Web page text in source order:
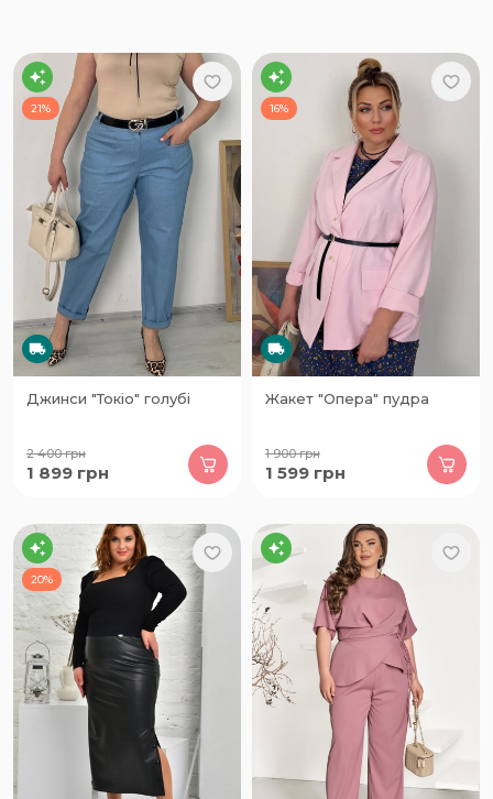
21%
Джинси "Токіо" голубі
2 400грн
1 899 грн
16%
Жакет "Опера" пудра
1 900грн
1 599 грн
20%